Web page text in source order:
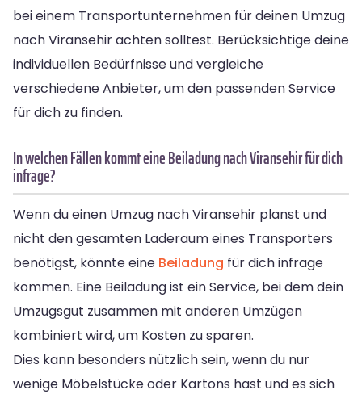
bei einem Transportunternehmen für deinen Umzug
nach Viransehir achten solltest. Berücksichtige deine
individuellen Bedürfnisse und vergleiche
verschiedene Anbieter, um den passenden Service
für dich zu finden.
In welchen Fällen kommt eine Beiladung nach Viransehir für dich
infrage?
Wenn du einen Umzug nach Viransehir planst und
nicht den gesamten Laderaum eines Transporters
benötigst, könnte eine Beiladung für dich infrage
kommen. Eine Beiladung ist ein Service, bei dem dein
Umzugsgut zusammen mit anderen Umzügen
kombiniert wird, um Kosten zu sparen.
Dies kann besonders nützlich sein, wenn du nur
wenige Möbelstücke oder Kartons hast und es sich